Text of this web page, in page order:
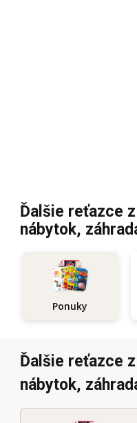
Ďalšie reťazce
nábytok,
Ponuky
Ďalšie reťazce
nábytok,